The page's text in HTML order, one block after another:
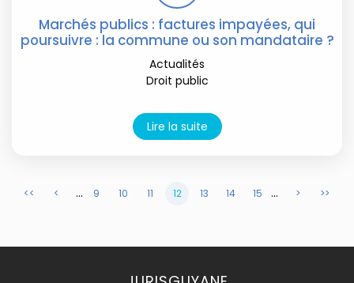
Marchés publics : factures impayées, qui
poursuivre : la commune ou son mandataire ?
Actualités
Droit public
Lire la suite
<< < ... 9 10 11 12 13 14 15 ... > >>